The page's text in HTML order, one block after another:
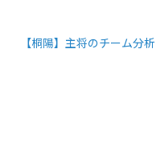
【桐陽】主将のチーム分析